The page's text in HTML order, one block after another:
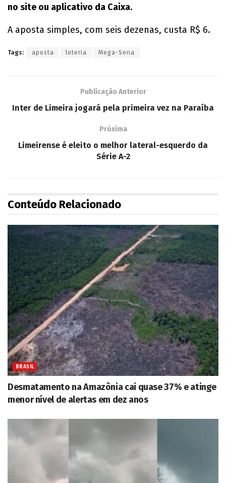
no site ou aplicativo da Caixa.
A aposta simples, com seis dezenas, custa R$ 6.
Tags: aposta loteria Mega-Sena
Publicação Anterior
Inter de Limeira jogará pela primeira vez na Paraíba
Próxima
Limeirense é eleito o melhor lateral-esquerdo da
Série A-2
Conteúdo Relacionado
BRASIL
Desmatamento na Amazônia cai quase 37% e atinge
menor nível de alertas em dez anos